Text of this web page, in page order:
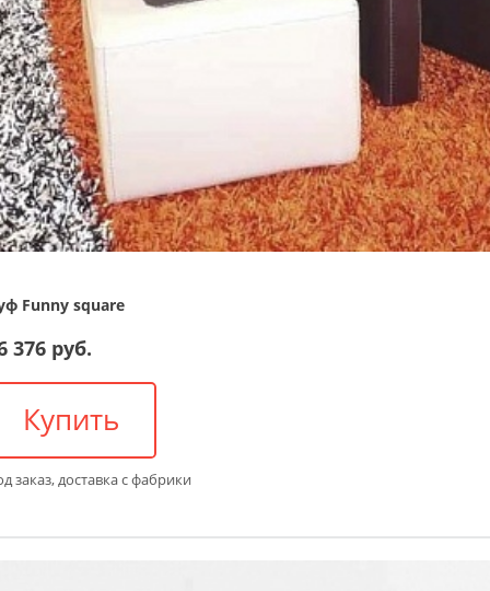
Funny square
376 руб.
Купить
заказ, доставка с фабрики